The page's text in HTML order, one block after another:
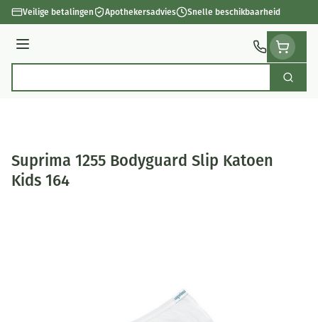
Ga naar de inhoud
Veilige betalingen Apothekersadvies Snelle beschikbaarheid
Menu
Zoek
Suprima 1255 Bodyguard Slip Katoen
Kids 164